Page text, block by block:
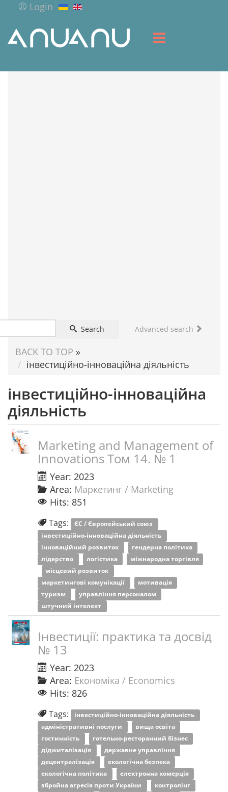
Login
Search Advanced search
BACK TO TOP »
інвестиційно-інноваційна діяльність
інвестиційно-інноваційна
діяльність
Marketing and Management of
Innovations Том 14. № 1
Year: 2023
Area: Маркетинг / Marketing
Hits: 851
Tags: ЄС / Європейський союз
інвестиційно-інноваційна діяльність
інноваційний розвиток
гендерна політика
лідерство
логістика
міжнародна торгівля
місцевий розвиток
маркетингові комунікації
мотивація
туризм
управління персоналом
штучний інтелект
Інвестиції: практика та досвід
№ 13
Year: 2023
Area: Економіка / Economics
Hits: 826
Tags: інвестиційно-інноваційна діяльність
адміністративні послуги
вища освіта
гостинність
готельно-ресторанний бізнес
діджиталізація
державне управління
децентралізація
екологічна безпека
екологічна політика
електронна комерція
збройна агресія проти України
контролінг